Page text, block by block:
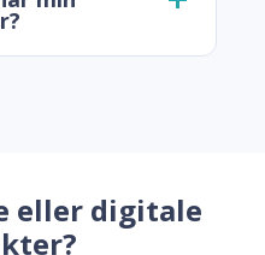
eller digitale